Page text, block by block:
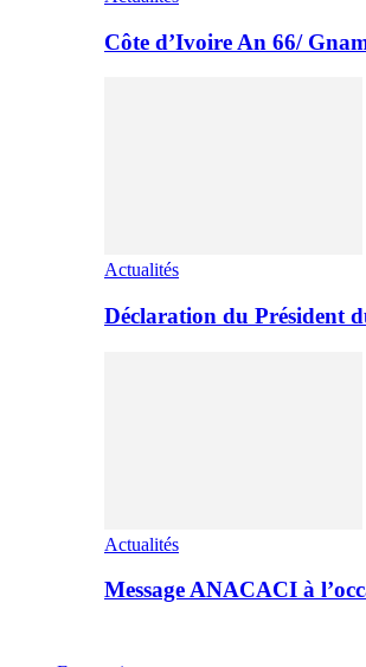
Côte d’Ivoire An 66/
Actualités
Déclaration du Président
Actualités
Message ANACACI à